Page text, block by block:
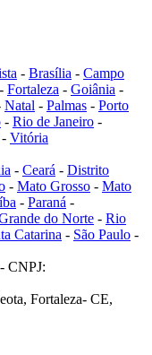
- Brasília - Campo
- Fortaleza - Goiânia -
Natal - Palmas - Porto
- Rio de Janeiro -
- Vitória
- Ceará - Distrito
- Mato Grosso - Mato
- Paraná -
do Norte - Rio
Catarina - São Paulo -
CNPJ:
Fortaleza- CE,